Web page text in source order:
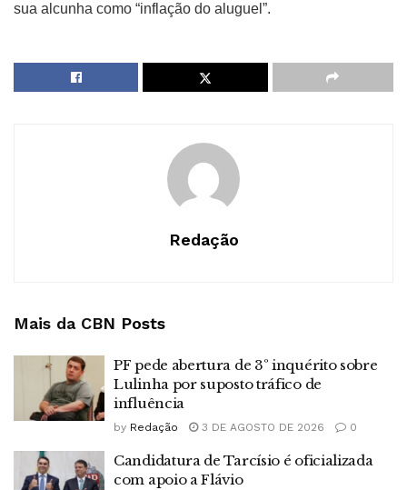
sua alcunha como “inflação do aluguel”.
Redação
Mais da CBN Posts
PF pede abertura de 3º inquérito sobre
Lulinha por suposto tráfico de
influência
by Redação 3 DE AGOSTO DE 2026 0
Candidatura de Tarcísio é oficializada
com apoio a Flávio